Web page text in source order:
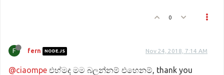
0
F fern NODE.JS Nov 24, 2018, 7:14 AM
@ciaompe එහ්මද මම බලන්නම් එහෙනම්, thank you